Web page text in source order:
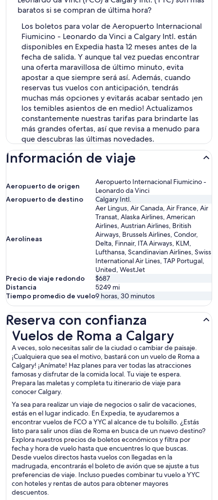
baratos si se compran de última hora?
Los boletos para volar de Aeropuerto Internacional
Fiumicino - Leonardo da Vinci a Calgary Intl. están
disponibles en Expedia hasta 12 meses antes de la
fecha de salida. Y aunque tal vez puedas encontrar
una oferta maravillosa de último minuto, evita
apostar a que siempre será así. Además, cuando
reservas tus vuelos con anticipación, tendrás
muchas más opciones y evitarás acabar sentado ¡en
los temibles asientos de en medio! Actualizamos
constantemente nuestras tarifas para brindarte las
más grandes ofertas, así que revisa a menudo para
que descubras las últimas novedades.
Información de viaje
Aeropuerto de origen
Aeropuerto Internacional Fiumicino -
Leonardo da Vinci
Aeropuerto de destino
Calgary Intl.
Aerolíneas
Aer Lingus, Air Canada, Air France, Air
Transat, Alaska Airlines, American
Airlines, Austrian Airlines, British
Airways, Brussels Airlines, Condor,
Delta, Finnair, ITA Airways, KLM,
Lufthansa, Scandinavian Airlines, Swiss
International Air Lines, TAP Portugal,
United, WestJet
Precio de viaje redondo
$687
Distancia
5249 mi
Tiempo promedio de vuelo9 horas, 30 minutos
Reserva con confianza
Vuelos de Roma a Calgary
A veces, solo necesitas salir de la ciudad o cambiar de paisaje.
¡Cualquiera que sea el motivo, bastará con un vuelo de Roma a
Calgary! ¡Anímate! Haz planes para ver todas las atracciones
famosas y disfrutar de la comida local. Tu viaje te espera.
Prepara las maletas y completa tu itinerario de viaje para
conocer Calgary.
Ya sea para realizar un viaje de negocios o salir de vacaciones,
estás en el lugar indicado. En Expedia, te ayudaremos a
encontrar vuelos de FCO a YYC al alcance de tu bolsillo. ¿Estás
listo para salir unos días de Roma en busca de un nuevo destino?
Explora nuestros precios de boletos económicos y filtra por
fecha y hora de vuelo hasta que encuentres lo que buscas.
Desde vuelos directos hasta vuelos con llegadas en la
madrugada, encontrarás el boleto de avión que se ajuste a tus
preferencias de viaje. Incluso puedes combinar tu vuelo a YYC
con hoteles y rentas de autos para obtener mayores
descuentos.
Vuelos de Roma a Calgary